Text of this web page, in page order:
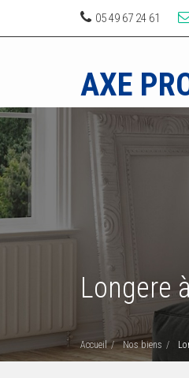
05 49 67 24 61
AXE
Accueil Nos biens
Longere